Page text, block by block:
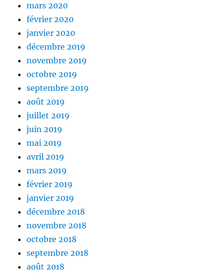
mars 2020
février 2020
janvier 2020
décembre 2019
novembre 2019
octobre 2019
septembre 2019
août 2019
juillet 2019
juin 2019
mai 2019
avril 2019
mars 2019
février 2019
janvier 2019
décembre 2018
novembre 2018
octobre 2018
septembre 2018
août 2018